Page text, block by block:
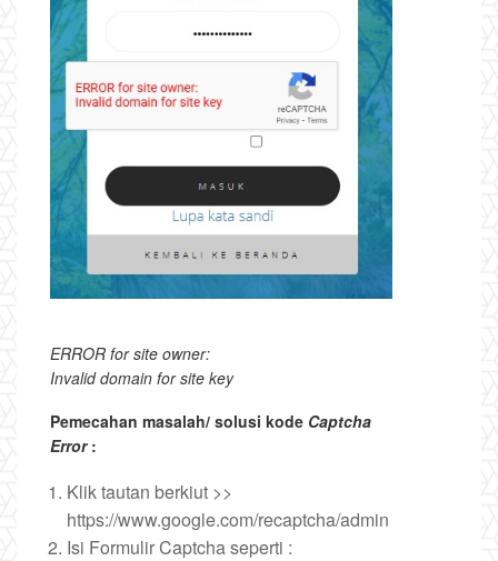
ERROR for site owner:
Invalid domain for site key
Pemecahan masalah/ solusi kode Captcha
Error:
Klik tautan berkiut >>
https://www.google.com/recaptcha/admin
Isi Formulir Captcha seperti :